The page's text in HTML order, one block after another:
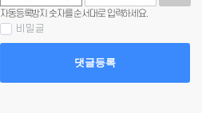
자동등록방지 숫자를 순서대로 입력하세요.
비밀글
댓글등록